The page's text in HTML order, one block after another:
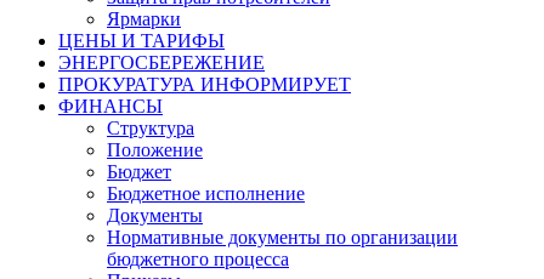
Ярмарки
ЦЕНЫ И ТАРИФЫ
ЭНЕРГОСБЕРЕЖЕНИЕ
ПРОКУРАТУРА ИНФОРМИРУЕТ
ФИНАНСЫ
Структура
Положение
Бюджет
Бюджетное исполнение
Документы
Нормативные документы по организации
бюджетного процесса